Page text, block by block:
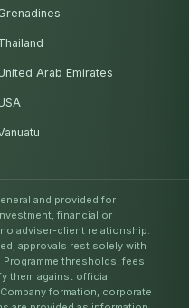
Arab Emirates
and provided for
financial or
adviser-client relationship.
approvals rest solely with
thresholds, fees
them against official
formation, corporate